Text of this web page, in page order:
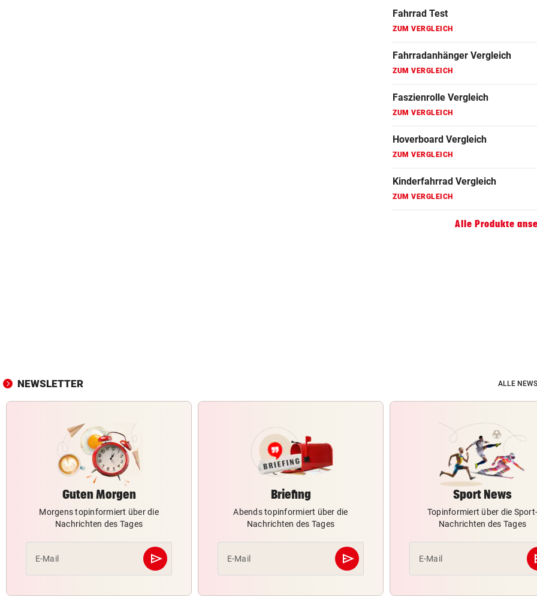
Fahrrad Test
ZUM VERGLEICH
Fahrradanhänger Vergleich
ZUM VERGLEICH
Faszienrolle Vergleich
ZUM VERGLEICH
Hoverboard Vergleich
ZUM VERGLEICH
Kinderfahrrad Vergleich
ZUM VERGLEICH
Alle Produkte
NEWSLETTER ALLE
Guten Morgen
Morgens topinformiert über die
Nachrichten des Tages
E-Mail send
Abschicken
Briefing
Abends topinformiert über die
Nachrichten des Tages
E-Mail send
Abschicken
Sport News
Topinformiert über die
Nachrichten des Tages
E-Mail